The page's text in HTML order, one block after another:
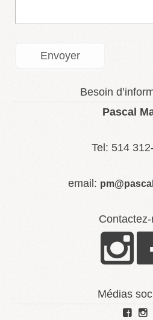
Besoin
Pascal
Tel: 514
email:
Médias